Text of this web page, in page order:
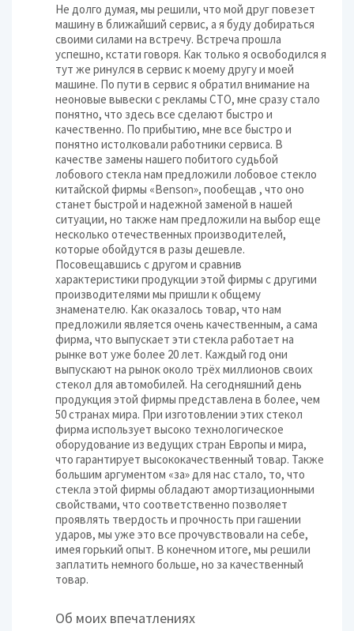
Не долго думая, мы решили, что мой друг повезет
машину в ближайший сервис, а я буду добираться
своими силами на встречу. Встреча прошла
успешно, кстати говоря. Как только я освободился я
тут же ринулся в сервис к моему другу и моей
машине. По пути в сервис я обратил внимание на
неоновые вывески с рекламы СТО, мне сразу стало
понятно, что здесь все сделают быстро и
качественно. По прибытию, мне все быстро и
понятно истолковали работники сервиса. В
качестве замены нашего побитого судьбой
лобового стекла нам предложили лобовое стекло
китайской фирмы «Benson», пообещав , что оно
станет быстрой и надежной заменой в нашей
ситуации, но также нам предложили на выбор еще
несколько отечественных производителей,
которые обойдутся в разы дешевле.
Посовещавшись с другом и сравнив
характеристики продукции этой фирмы с другими
производителями мы пришли к общему
знаменателю. Как оказалось товар, что нам
предложили является очень качественным, а сама
фирма, что выпускает эти стекла работает на
рынке вот уже более 20 лет. Каждый год они
выпускают на рынок около трёх миллионов своих
стекол для автомобилей. На сегодняшний день
продукция этой фирмы представлена в более, чем
50 странах мира. При изготовлении этих стекол
фирма использует высоко технологическое
оборудование из ведущих стран Европы и мира,
что гарантирует высококачественный товар. Также
большим аргументом «за» для нас стало, то, что
стекла этой фирмы обладают амортизационными
свойствами, что соответственно позволяет
проявлять твердость и прочность при гашении
ударов, мы уже это все прочувствовали на себе,
имея горький опыт. В конечном итоге, мы решили
заплатить немного больше, но за качественный
товар.
Об моих впечатлениях